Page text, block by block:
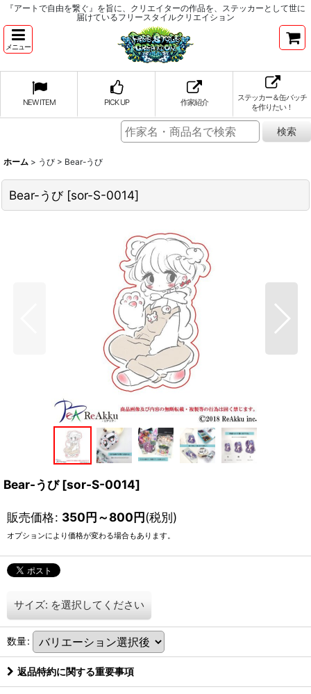
『アートで自由を繋ぐ』を旨に、クリエイターの作品を、ステッカーとして世に
届けているフリースタイルクリエイション
メニュー
NEW ITEM PICK UP 作家紹介
ステッカー＆缶バッチ
を作りたい！
ホーム > うび > Bear-うび
Bear-うび [sor-S-0014]
Bear-うび [sor-S-0014]
販売価格: 350円～800円(税別)
オプションにより価格が変わる場合もあります。
サイズ: を選択してください
数量:
返品特約に関する重要事項